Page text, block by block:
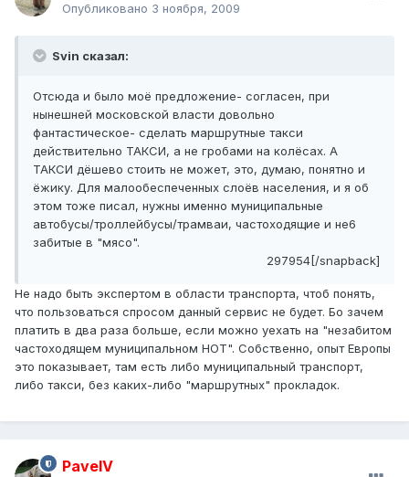
Опубликовано 3 ноября, 2009
Svin сказал:
Отсюда и было моё предложение- согласен, при
нынешней московской власти довольно
фантастическое- сделать маршрутные такси
действительно ТАКСИ, а не гробами на колёсах. А
ТАКСИ дёшево стоить не может, это, думаю, понятно и
ёжику. Для малообеспеченных слоёв населения, и я об
этом тоже писал, нужны именно муниципальные
автобусы/троллейбусы/трамваи, частоходящие и не6
забитые в "мясо".
297954[/snapback]
Не надо быть экспертом в области транспорта, чтоб понять,
что пользоваться спросом данный сервис не будет. Бо зачем
платить в два раза больше, если можно уехать на "незабитом
частоходящем муниципальном НОТ". Собственно, опыт Европы
это показывает, там есть либо муниципальный транспорт,
либо такси, без каких-либо "маршрутных" прокладок.
PavelV